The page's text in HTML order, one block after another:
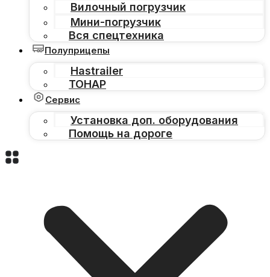
Вилочный погрузчик
Мини-погрузчик
Вся спецтехника
Полуприцепы
Hastrailer
ТОНАР
Сервис
Установка доп. оборудования
Помощь на дороге